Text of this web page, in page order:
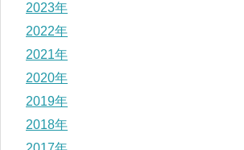
2023年
2022年
2021年
2020年
2019年
2018年